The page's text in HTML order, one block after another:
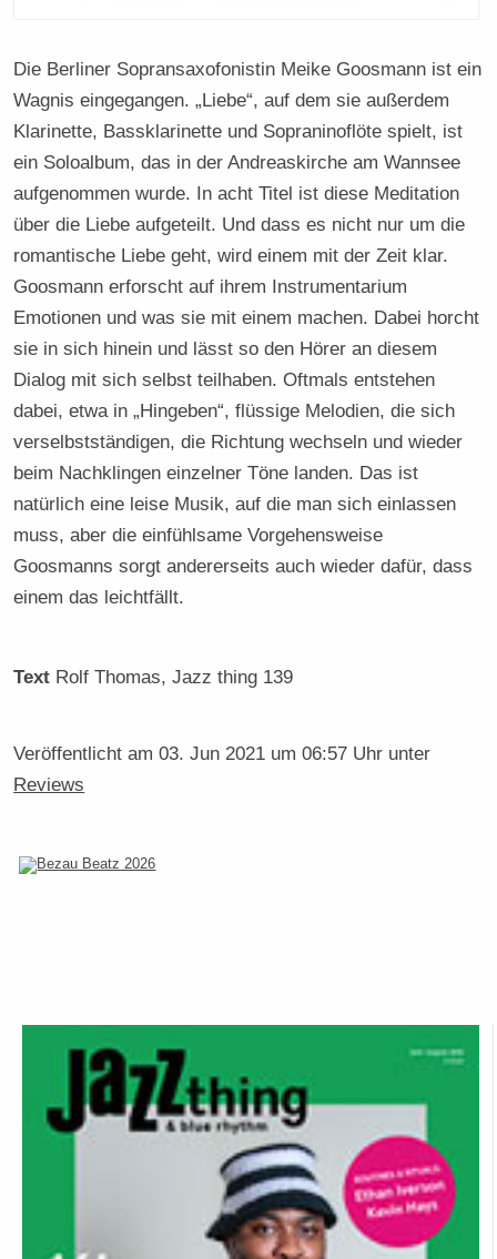
Die Berliner Sopransaxofonistin Meike Goosmann ist ein
Wagnis eingegangen. „Liebe“, auf dem sie außerdem
Klarinette, Bassklarinette und Sopraninoflöte spielt, ist
ein Soloalbum, das in der Andreaskirche am Wannsee
aufgenommen wurde. In acht Titel ist diese Meditation
über die Liebe aufgeteilt. Und dass es nicht nur um die
romantische Liebe geht, wird einem mit der Zeit klar.
Goosmann erforscht auf ihrem Instrumentarium
Emotionen und was sie mit einem machen. Dabei horcht
sie in sich hinein und lässt so den Hörer an diesem
Dialog mit sich selbst teilhaben. Oftmals entstehen
dabei, etwa in „Hingeben“, flüssige Melodien, die sich
verselbstständigen, die Richtung wechseln und wieder
beim Nachklingen einzelner Töne landen. Das ist
natürlich eine leise Musik, auf die man sich einlassen
muss, aber die einfühlsame Vorgehensweise
Goosmanns sorgt andererseits auch wieder dafür, dass
einem das leichtfällt.
Text Rolf Thomas, Jazz thing 139
Veröffentlicht am03. Jun 2021 um 06:57 Uhr unter
Reviews